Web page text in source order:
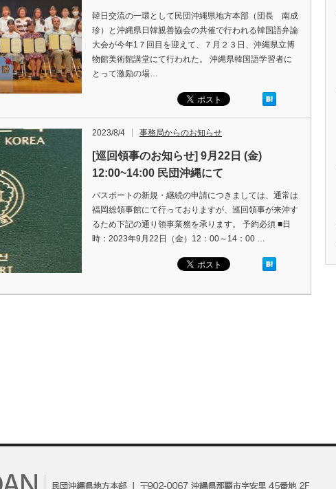
韓日交流の一環として民団沖縄県地方本部（団長 南成
珍）と沖縄県日韓親善協会の共催で行われる韓国語弁論
大会が今年1７回目を迎えて、７月２３日、沖縄県立博
物館美術館講堂にて行われた。 沖縄県韓国語学習者に
とって激励の場…
2023/8/4 事務局からのお知らせ
[巡回領事のお知らせ] 9月22日 (金)
12:00~14:00 民団沖縄にて
パスポートの新規・継続の申請につきましては、通常は
福岡総領事館にて行っておりますが、巡回領事が来沖す
るため下記の通り領事業務を承ります。 予約必須 ■日
時：2023年9月22日（金）12：00～14：00 …